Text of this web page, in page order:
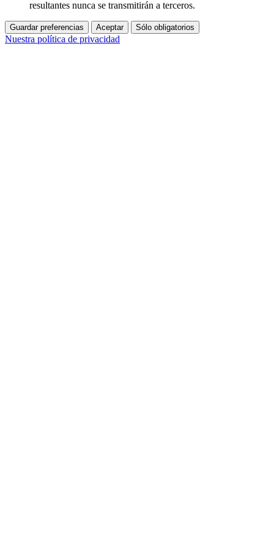
resultantes nunca se transmitirán a terceros.
Guardar preferencias Aceptar Sólo obligatorios
Nuestra política de privacidad